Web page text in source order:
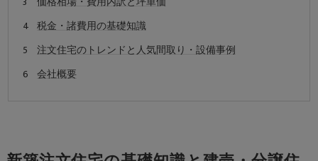
税金・諸費用の基礎知識
注文住宅のトレンドと人気間取り・設備事例
会社概要